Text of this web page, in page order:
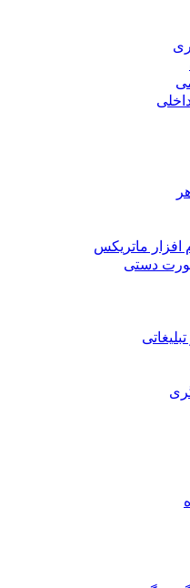
افزار ماتریکس
دستی